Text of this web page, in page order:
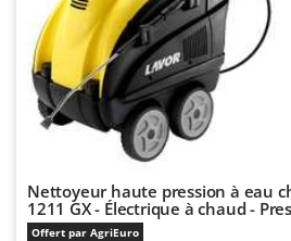
Nettoyeur haute pression à eau
1211 GX - Électrique à chaud -
Offert par AgriEuro